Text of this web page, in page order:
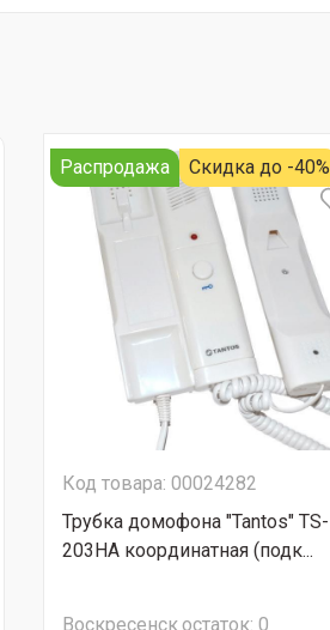
Распродажа Скидка до -40%
Код товара: 00024282
Трубка домофона "Tantos" TS-
203HA координатная (подк...
Воскресенскостаток: 0